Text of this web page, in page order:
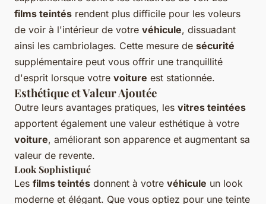
films teintés rendent plus difficile pour les voleurs
de voir à l'intérieur de votre véhicule, dissuadant
ainsi les cambriolages. Cette mesure de sécurité
supplémentaire peut vous offrir une tranquillité
d'esprit lorsque votre voiture est stationnée.
Esthétique et Valeur Ajoutée
Outre leurs avantages pratiques, les vitres teintées
apportent également une valeur esthétique à votre
voiture, améliorant son apparence et augmentant sa
valeur de revente.
Look Sophistiqué
Les films teintés donnent à votre véhicule un look
moderne et élégant. Que vous optiez pour une teinte